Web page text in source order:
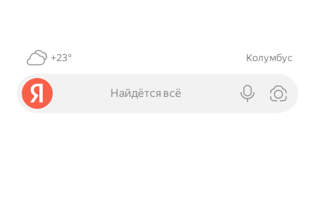
+23° Колумбус
Найдётся всё